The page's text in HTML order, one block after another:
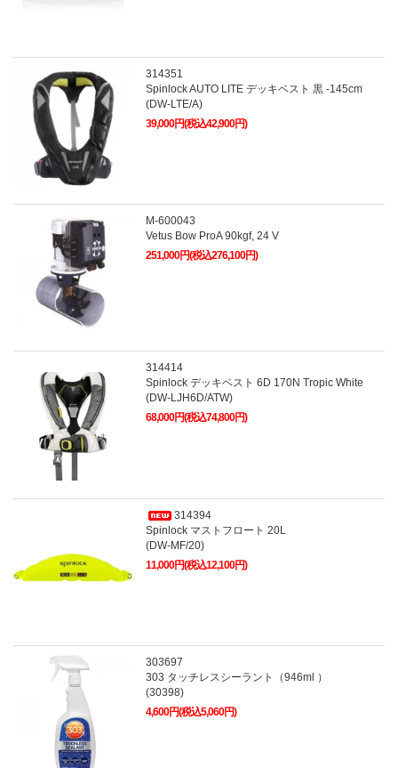
314351
Spinlock AUTO LITE デッキベスト 黒 -145cm
(DW-LTE/A)
39,000円(税込42,900円)
M-600043
Vetus Bow ProA 90kgf, 24 V
251,000円(税込276,100円)
314414
Spinlock デッキベスト 6D 170N Tropic White
(DW-LJH6D/ATW)
68,000円(税込74,800円)
314394
Spinlock マストフロート 20L
(DW-MF/20)
11,000円(税込12,100円)
303697
303 タッチレスシーラント（946ml ）
(30398)
4,600円(税込5,060円)